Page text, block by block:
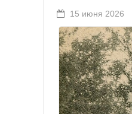
15 июня 2026